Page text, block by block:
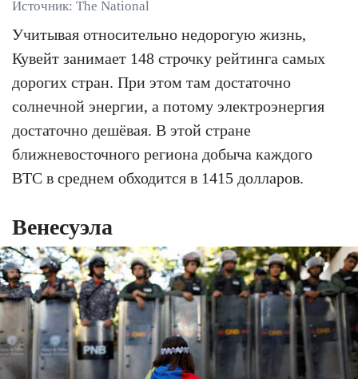
Источник: The National
Учитывая относительно недорогую жизнь,
Кувейт занимает 148 строчку рейтинга самых
дорогих стран. При этом там достаточно
солнечной энергии, а потому электроэнергия
достаточно дешёвая. В этой стране
ближневосточного региона добыча каждого
BTC в среднем обходится в 1415 долларов.
Венесуэла